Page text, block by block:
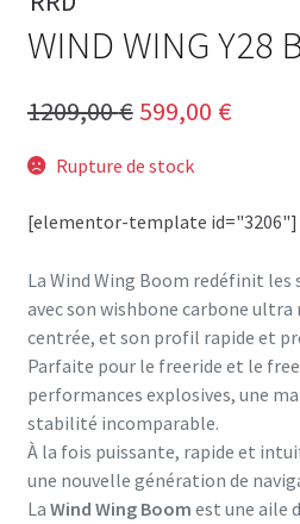
WIND WING Y28
1209,00€ Le
prix
était :
1209,00 €.
599,00 €Le
est :
Rupture de stock
[elementor-template id="3206"]
La Wind Wing Boom redéfinit
avec son wishbone carbone ultra
centrée, et son profil rapide et
Parfaite pour le freeride et le
performances explosives, une
stabilité incomparable.
À la fois puissante, rapide et
une nouvelle génération de
La Wind Wing Boom est une aile